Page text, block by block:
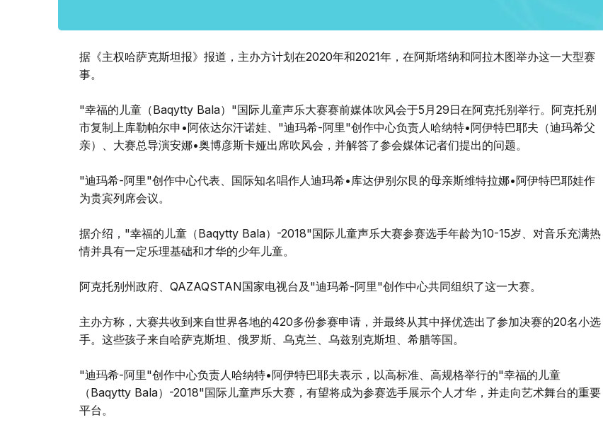
据《主权哈萨克斯坦报》报道，主办方计划在2020年和2021年，在阿斯塔纳和阿拉木图举办这一大型赛
事。
"幸福的儿童（Baqytty Bala）"国际儿童声乐大赛赛前媒体吹风会于5月29日在阿克托别举行。阿克托别
市复制上库勒帕尔申•阿依达尔汗诺娃、"迪玛希-阿里"创作中心负责人哈纳特•阿伊特巴耶夫（迪玛希父
亲）、大赛总导演安娜•奥博彦斯卡娅出席吹风会，并解答了参会媒体记者们提出的问题。
"迪玛希-阿里"创作中心代表、国际知名唱作人迪玛希•库达伊别尔艮的母亲斯维特拉娜•阿伊特巴耶娃作
为贵宾列席会议。
据介绍，"幸福的儿童（Baqytty Bala）-2018"国际儿童声乐大赛参赛选手年龄为10-15岁、对音乐充满热
情并具有一定乐理基础和才华的少年儿童。
阿克托别州政府、QAZAQSTAN国家电视台及"迪玛希-阿里"创作中心共同组织了这一大赛。
主办方称，大赛共收到来自世界各地的420多份参赛申请，并最终从其中择优选出了参加决赛的20名小选
手。这些孩子来自哈萨克斯坦、俄罗斯、乌克兰、乌兹别克斯坦、希腊等国。
"迪玛希-阿里"创作中心负责人哈纳特•阿伊特巴耶夫表示，以高标准、高规格举行的"幸福的儿童
（Baqytty Bala）-2018"国际儿童声乐大赛，有望将成为参赛选手展示个人才华，并走向艺术舞台的重要
平台。